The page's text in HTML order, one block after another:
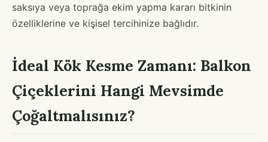
saksıya veya toprağa ekim yapma kararı bitkinin
özelliklerine ve kişisel tercihinize bağlıdır.
İdeal Kök Kesme Zamanı: Balkon
Çiçeklerini Hangi Mevsimde
Çoğaltmalısınız?